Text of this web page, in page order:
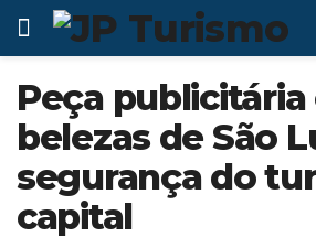
Peça publicitária
belezas de São
segurança do
capital